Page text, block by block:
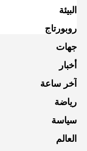
البيئة
روبورتاج
جهات
أخبار
آخر ساعة
رياضة
سياسة
العالم